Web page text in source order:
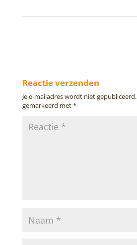
Reactie verzenden
Je e-mailadres wordt niet gepubliceerd.
gemarkeerd met*